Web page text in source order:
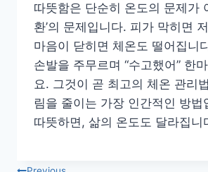
따뜻함은 단순히 온도의 문제가
환’의 문제입니다. 피가 막히면
마음이 닫히면 체온도 떨어집니
손발을 주무르며 “수고했어” 한
요. 그것이 곧 최고의 체온 관리
림을 줄이는 가장 인간적인 방법
따뜻하면, 삶의 온도도 달라집니